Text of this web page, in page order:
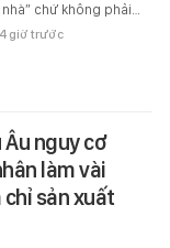
nhà” chứ không phải…
4 giờ trước
nguy cơ
làm vài
sản xuất